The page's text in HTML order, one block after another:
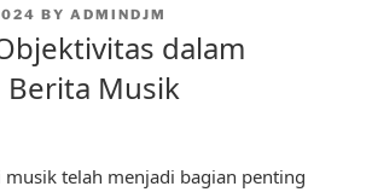
BY ADMINDJM
dalam
Berita Musik
musik telah menjadi bagian penting